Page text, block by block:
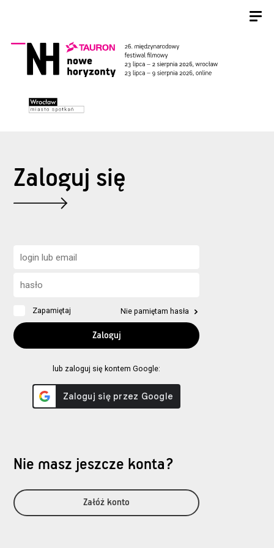
Zaloguj się
Zapamiętaj Nie pamiętam hasła
lub zaloguj się kontem Google:
Nie masz jeszcze konta?
Załóż konto